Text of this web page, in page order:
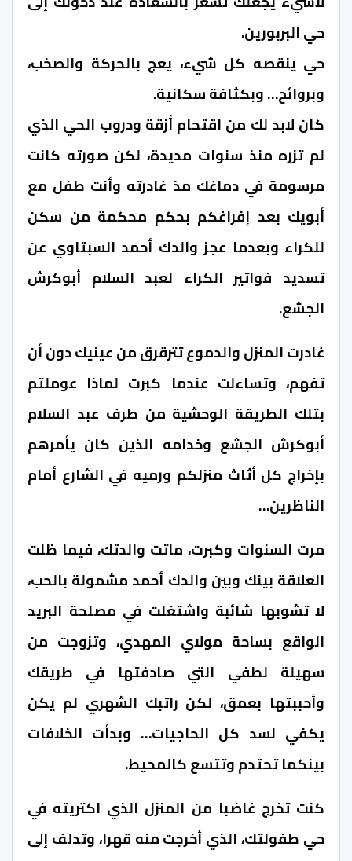
حي البربورين.
حي ينقصه كل شيء، يعج بالحركة والصخب،
وبروائح… وبكثافة سكانية.
كان لابد لك من اقتحام أزقة ودروب الحي الذي
لم تزره منذ سنوات مديدة، لكن صورته كانت
مرسومة في دماغك مذ غادرته وأنت طفل مع
أبويك بعد إفراغكم بحكم محكمة من سكن
للكراء وبعدما عجز والدك أحمد السبتاوي عن
تسديد فواتير الكراء لعبد السلام أبوكرش
الجشع.
غادرت المنزل والدموع تترقرق من عينيك دون أن
تفهم، وتساءلت عندما كبرت لماذا عوملتم
بتلك الطريقة الوحشية من طرف عبد السلام
أبوكرش الجشع وخدامه الذين كان يأمرهم
بإخراج كل أثاث منزلكم ورميه في الشارع أمام
الناظرين…
مرت السنوات وكبرت، ماتت والدتك، فيما ظلت
العلاقة بينك وبين والدك أحمد مشمولة بالحب،
لا تشوبها شائبة واشتغلت في مصلحة البريد
الواقع بساحة مولاي المهدي، وتزوجت من
سهيلة لطفي التي صادفتها في طريقك
وأحببتها بعمق، لكن راتبك الشهري لم يكن
يكفي لسد كل الحاجيات… وبدأت الخلافات
بينكما تحتدم وتتسع كالمحيط.
كنت تخرج غاضبا من المنزل الذي اكتريته في
حي طفولتك، الذي أخرجت منه قهرا، وتدلف إلى